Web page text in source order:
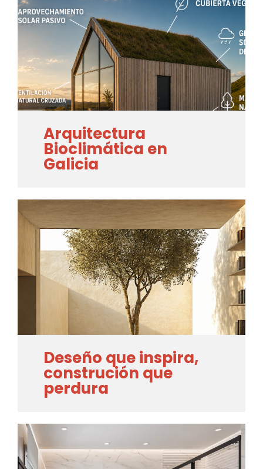
Arquitectura
Bioclimática en
Galicia
Deseño que inspira,
construción que
perdura